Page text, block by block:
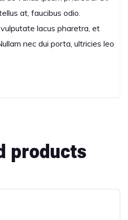
at, faucibus odio.
lacus pharetra, et
nec dui porta, ultricies leo
products